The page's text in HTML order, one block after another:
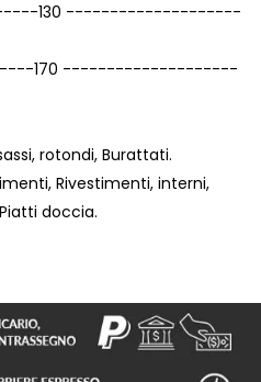
130 --------------------
170 --------------------
rotondi, Burattati.
Rivestimenti, interni,
doccia.